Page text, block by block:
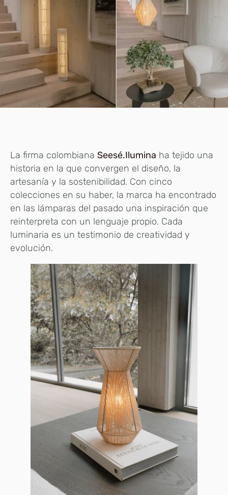
La firma colombiana Seesé.Ilumina ha tejido una
historia en la que convergen el diseño, la
artesanía y la sostenibilidad. Con cinco
colecciones en su haber, la marca ha encontrado
en las lámparas del pasado una inspiración que
reinterpreta con un lenguaje propio. Cada
luminaria es un testimonio de creatividad y
evolución.